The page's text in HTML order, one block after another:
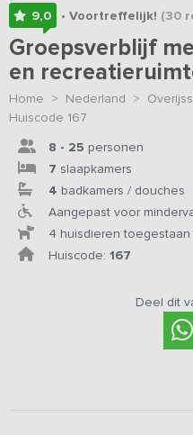
9,0 • Voortreffelijk! (30
Groepsverblijf
en
Home > Nederland >
Huiscode 167
8 - 25 personen
7 slaapkamers
4 badkamers / douches
Aangepast voor
4 huisdieren toegestaan
Huiscode: 167
Deel dit